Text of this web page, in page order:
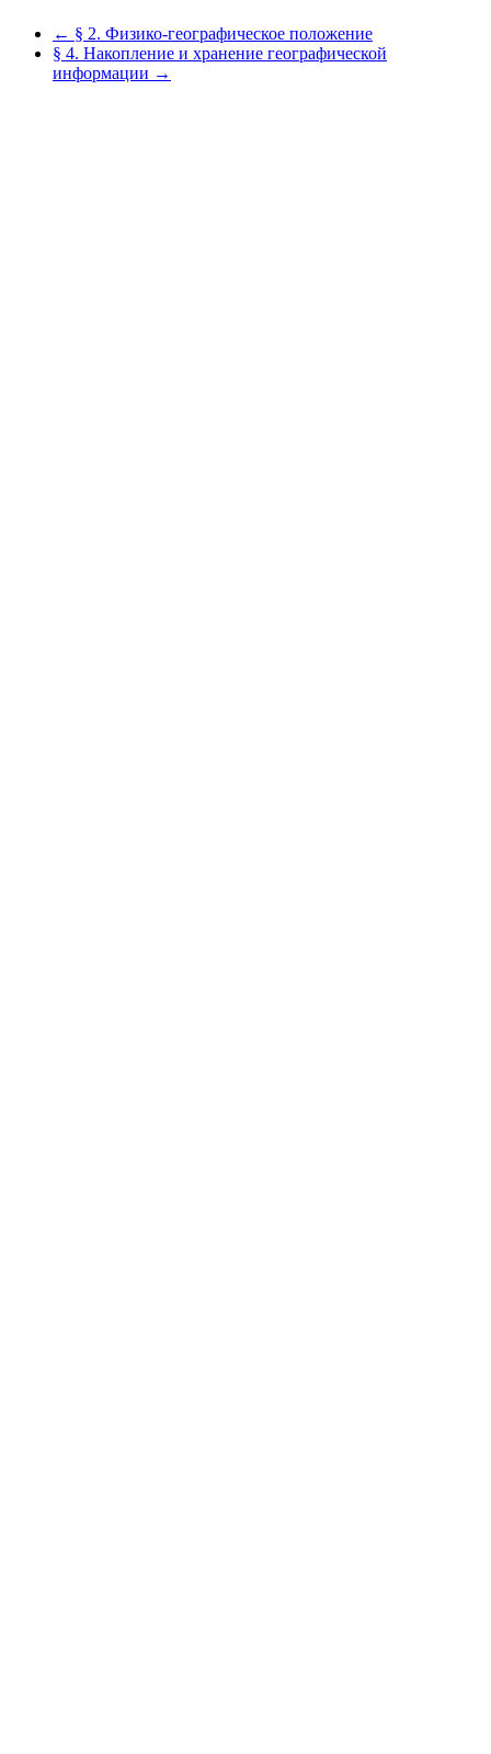
← § 2. Физико-географическое положение
§ 4. Накопление и хранение географической
информации →